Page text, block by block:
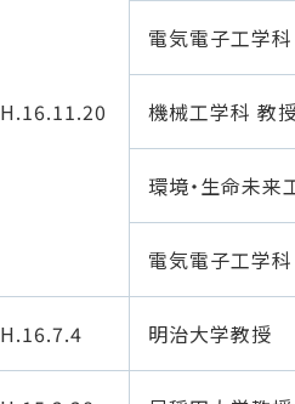
H.16.11.20
電気電子工学
機械工学科 教
環境・生命未来
電気電子工学
H.16.7.4 明治大学教授